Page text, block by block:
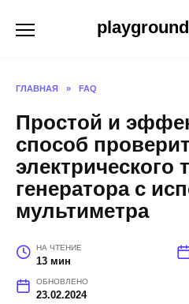
ГЛАВНАЯ » FAQ
Простой и
способ
электрического
генератора с
мультиметра
НА ЧТЕНИЕ
13 мин
ОБНОВЛЕНО
23.02.2024